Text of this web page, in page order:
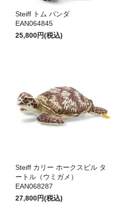
Steiff トム パンダ
EAN064845
25,800円(税込)
Steiff カリー ホークスビル タ
ートル（ウミガメ）
EAN068287
27,800円(税込)